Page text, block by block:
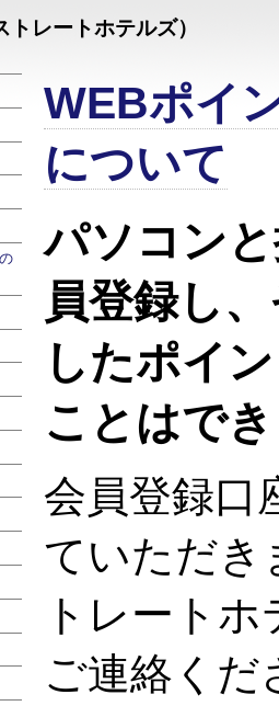
レートホテルズ）
WEBポイ
について
パソコン
員登録し
したポイ
ことはで
会員登録口
ていただき
トレート
ご連絡